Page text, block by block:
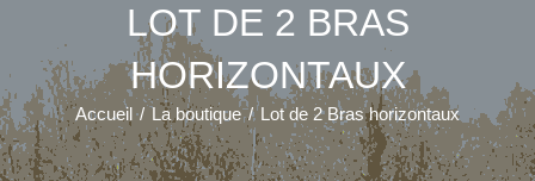
LOT DE 2 BRAS
HORIZONTAUX
Accueil / La boutique / Lot de 2 Bras horizontaux